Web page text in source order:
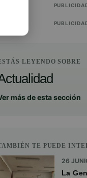
LEYENDO SOBRE
más de esta sección
TE PUEDE
26
La